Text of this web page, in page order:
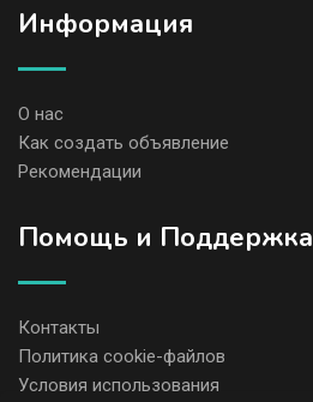
Информация
О нас
Как создать объявление
Рекомендации
Помощь и Поддержка
Контакты
Политика cookie-файлов
Условия использования